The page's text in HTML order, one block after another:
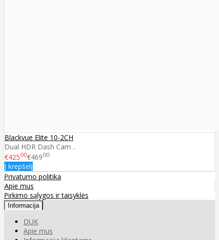
Blackvue Elite 10-2CH
Dual HDR Dash Cam ..
€42500€46900
Į krepšelį
Privatumo politika
Apie mus
Pirkimo sąlygos ir taisyklės
Informacija
DUK
Apie mus